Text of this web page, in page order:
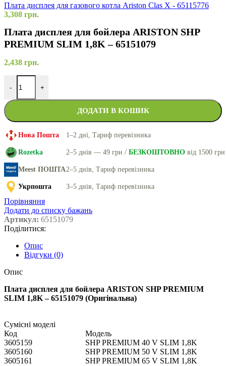
Плата дисплея для газового котла Ariston Clas X - 65115776
3,308 грн.
Плата дисплея для бойлера ARISTON SHP
PREMIUM SLIM 1,8K – 65151079
2,438 грн.
- +
ДОДАТИ В КОШИК
Нова Пошта 1–2 дні, Тариф перевізника
Rozetka 2–5 днів — 49 грн / БЕЗКОШТОВНО від 1500 грн
Meest ПОШТА2–5 днів, Тариф перевізника
Укрпошта 3–5 днів, Тариф перевізника
Порівняння
Додати до списку бажань
Артикул: 65151079
Поділитися:
Опис
Відгуки (0)
Опис
Плата дисплея для бойлера ARISTON SHP PREMIUM
SLIM 1,8K – 65151079 (Оригінальна)
Сумісні моделі
Код
Модель
3605159
SHP PREMIUM 40 V SLIM 1,8K
3605160
SHP PREMIUM 50 V SLIM 1,8K
3605161
SHP PREMIUM 65 V SLIM 1,8K